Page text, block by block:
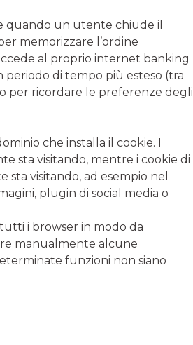
quando un utente chiude il
memorizzare l’ordine
al proprio internet banking
periodo di tempo più esteso (tra
per ricordare le preferenze degli
che installa il cookie. I
sta visitando, mentre i cookie di
visitando, ad esempio nel
plugin di social media o
i browser in modo da
manualmente alcune
funzioni non siano